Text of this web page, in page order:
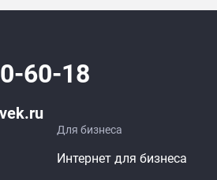
60-18
Для бизнеса
Интернет для бизнеса